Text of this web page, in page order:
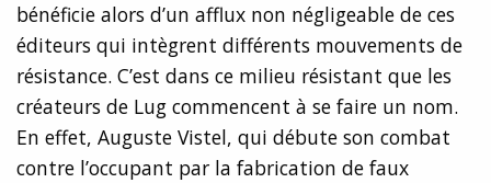
bénéficie alors d’un afflux non négligeable de ces
éditeurs qui intègrent différents mouvements de
résistance. C’est dans ce milieu résistant que les
créateurs de Lug commencent à se faire un nom.
En effet, Auguste Vistel, qui débute son combat
contre l’occupant par la fabrication de faux